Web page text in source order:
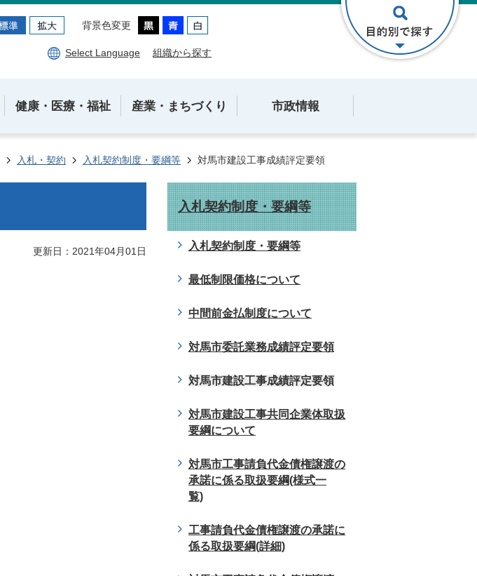
背景色変更
Select Language 組織から探す
健康・医療・福祉 産業・まちづくり 市政情報
入札・契約 入札契約制度・要綱等 対馬市建設工事成績評定要領
更新日：2021年04月01日
入札契約制度・要綱等
入札契約制度・要綱等
最低制限価格について
中間前金払制度について
対馬市委託業務成績評定要領
対馬市建設工事成績評定要領
対馬市建設工事共同企業体取扱
要綱について
対馬市工事請負代金債権譲渡の
承諾に係る取扱要綱(様式一
覧)
工事請負代金債権譲渡の承諾に
係る取扱要綱(詳細)